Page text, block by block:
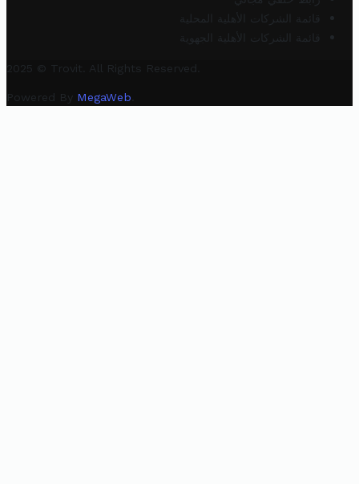
قائمة الشركات الأهلية المحلية
قائمة الشركات الأهلية الجهوية
2025 © Trovit. All Rights Reserved.
Powered By MegaWeb